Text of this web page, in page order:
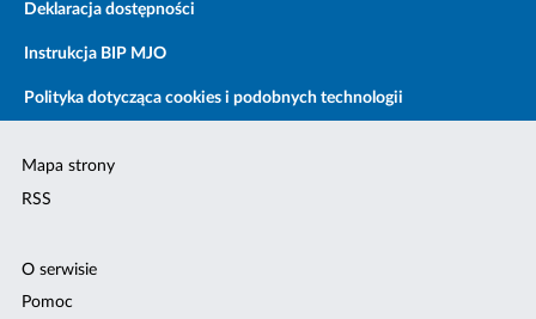
Deklaracja dostępności
Instrukcja BIP MJO
Polityka dotycząca cookies i podobnych technologii
Mapa strony
RSS
O serwisie
Pomoc